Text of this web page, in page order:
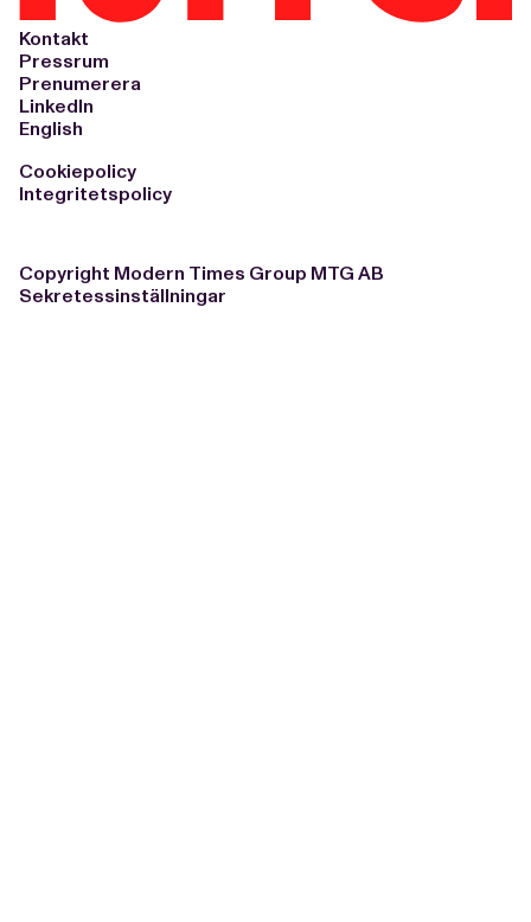
Kontakt
Pressrum
Prenumerera
LinkedIn
English
Cookiepolicy
Integritetspolicy
Copyright Modern Times Group MTG AB
Sekretessinställningar